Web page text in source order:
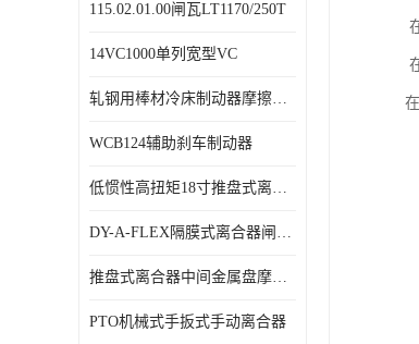
115.02.01.00闸瓦LT1170/250T
14VC1000单列宽型VC
轧钢用棒材冷床制动器摩擦片218
WCB124辅助刹车制动器
低惯性高扭矩18寸推盘式离合器中心盘齿盘W18-11-101
DY-A-FLEX隔膜式离合器闸瓦总成7015125A
推盘式离合器中间金属盘摩擦盘18寸
PTO机械式手扳式手动离合器